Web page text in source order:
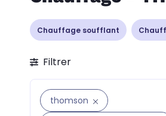
Chauffage soufflant
Filtrer
thomson